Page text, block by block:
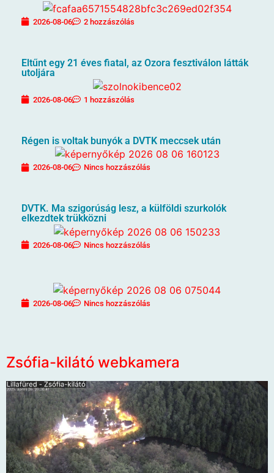
2026-08-06 2 hozzászólás
Eltűnt egy 21 éves fiatal, az Ozora fesztiválon látták
utoljára
2026-08-06 1 hozzászólás
Régen is voltak bunyók a DVTK meccsek után
2026-08-06 Nincs hozzászólás
DVTK. Ma szigorúság lesz, a külföldi szurkolók
elkezdtek trükközni
2026-08-06 Nincs hozzászólás
2026-08-06 Nincs hozzászólás
Zsófia-kilátó webkamera